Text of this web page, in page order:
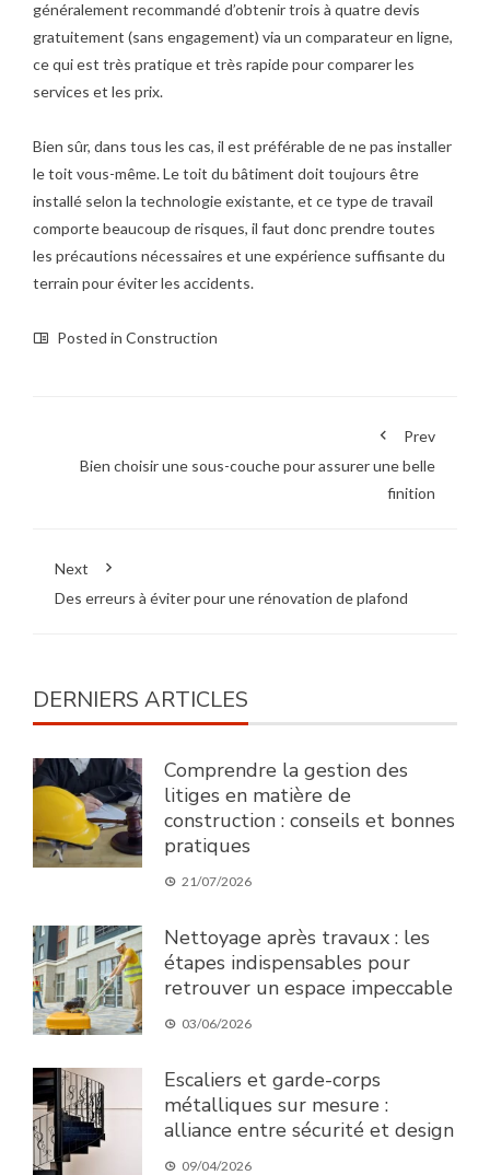
généralement recommandé d’obtenir trois à quatre devis
gratuitement (sans engagement) via un comparateur en ligne,
ce qui est très pratique et très rapide pour comparer les
services et les prix.
Bien sûr, dans tous les cas, il est préférable de ne pas installer
le toit vous-même. Le toit du bâtiment doit toujours être
installé selon la technologie existante, et ce type de travail
comporte beaucoup de risques, il faut donc prendre toutes
les précautions nécessaires et une expérience suffisante du
terrain pour éviter les accidents.
Posted in Construction
Prev
Bien choisir une sous-couche pour assurer une belle
finition
Next
Des erreurs à éviter pour une rénovation de plafond
DERNIERS ARTICLES
Comprendre la gestion des
litiges en matière de
construction : conseils et bonnes
pratiques
21/07/2026
Nettoyage après travaux : les
étapes indispensables pour
retrouver un espace impeccable
03/06/2026
Escaliers et garde-corps
métalliques sur mesure :
alliance entre sécurité et design
09/04/2026